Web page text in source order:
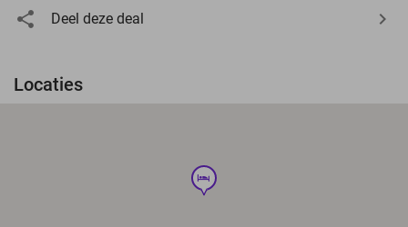
Deel deze deal
Locaties
hotel